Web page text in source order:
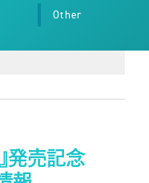
Other
発売記念